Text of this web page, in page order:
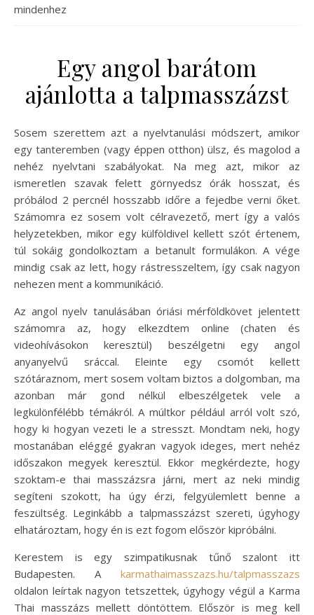
mindenhez
Egy angol barátom
ajánlotta a talpmasszázst
Sosem szerettem azt a nyelvtanulási módszert, amikor
egy tanteremben (vagy éppen otthon) ülsz, és magolod a
nehéz nyelvtani szabályokat. Na meg azt, mikor az
ismeretlen szavak felett görnyedsz órák hosszat, és
próbálod 2 percnél hosszabb időre a fejedbe verni őket.
Számomra ez sosem volt célravezető, mert így a valós
helyzetekben, mikor egy külföldivel kellett szót értenem,
túl sokáig gondolkoztam a betanult formulákon. A vége
mindig csak az lett, hogy rástresszeltem, így csak nagyon
nehezen ment a kommunikáció.
Az angol nyelv tanulásában óriási mérföldkövet jelentett
számomra az, hogy elkezdtem online (chaten és
videohívásokon keresztül) beszélgetni egy angol
anyanyelvű sráccal. Eleinte egy csomót kellett
szótáraznom, mert sosem voltam biztos a dolgomban, ma
azonban már gond nélkül elbeszélgetek vele a
legkülönfélébb témákról. A múltkor például arról volt szó,
hogy ki hogyan vezeti le a stresszt. Mondtam neki, hogy
mostanában eléggé gyakran vagyok ideges, mert nehéz
időszakon megyek keresztül. Ekkor megkérdezte, hogy
szoktam-e thai masszázsra járni, mert az neki mindig
segíteni szokott, ha úgy érzi, felgyülemlett benne a
feszültség. Leginkább a talpmasszázst szereti, úgyhogy
elhatároztam, hogy én is ezt fogom először kipróbálni.
Kerestem is egy szimpatikusnak tűnő szalont itt
Budapesten. A karmathaimasszazs.hu/talpmasszazs
oldalon leírtak nagyon tetszettek, úgyhogy végül a Karma
Thai masszázs mellett döntöttem. Először is meg kell